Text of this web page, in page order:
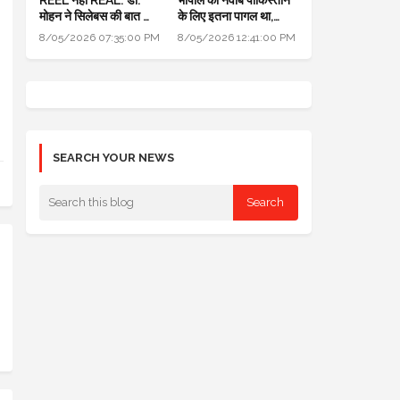
मोहन ने सिलेबस की बात की,
विद्यार्थियों से समझा और
8/05/2026 07:35:00 PM
के लिए इतना पागल था,
अपनी ही बेटी पर बंदूक तान
8/05/2026 12:41:00 PM
SEARCH YOUR NEWS